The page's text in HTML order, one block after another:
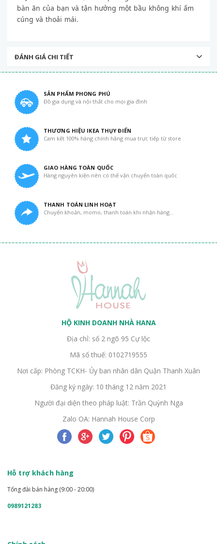
bàn ăn của bạn và tận hưởng một bầu không khí ấm
cúng và thoải mái.
ĐÁNH GIÁ CHI TIẾT
SẢN PHẨM PHONG PHÚ
Đồ gia dụng và nội thất cho mọi gia đình
THƯƠNG HIỆU IKEA THỤY ĐIỂN
Cam kết 100% hàng chính hãng mua trực tiếp từ store
GIAO HÀNG TOÀN QUỐC
Hàng nguyên kiện nên có thể vận chuyển toàn quốc
THANH TOÁN LINH HOẠT
Chuyển khoản, momo, thanh toán khi nhận hàng...
HỘ KINH DOANH NHÀ HANA
Địa chỉ: số 2 ngõ 95 Cự lộc
Mã số thuế: 0102719555
Nơi cấp: Phòng TCKH- Ủy ban nhân dân Quận Thanh Xuân
Đăng ký ngày: 10 tháng 12 năm 2021
Người đại diện theo pháp luật: Trần Quỳnh Nga
Zalo OA: Hannah House Corp
Hỗ trợ khách hàng
Tổng đài bán hàng (9:00 - 20:00)
0989121283